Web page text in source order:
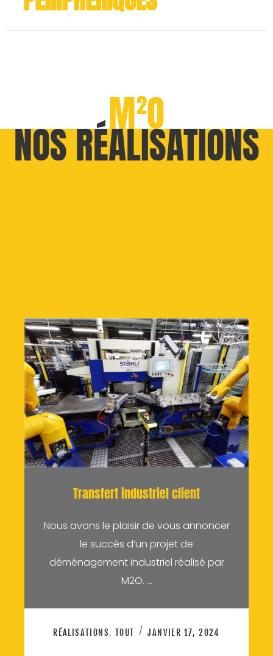
M²O
NOS RÉALISATIONS
Transfert industriel client
Nous avons le plaisir de vous annoncer
le succès d’un projet de
déménagement industriel réalisé par
M2O. …
JANVIER 17, 2024
RÉALISATIONS, TOUT